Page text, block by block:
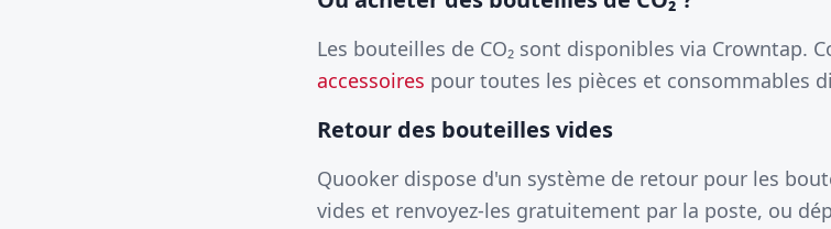
Les bouteilles de CO₂ sont disponibles via Crowntap.
accessoires pour toutes les pièces et consommables
Retour des bouteilles vides
Quooker dispose d'un système de retour pour les
vides et renvoyez-les gratuitement par la poste, ou